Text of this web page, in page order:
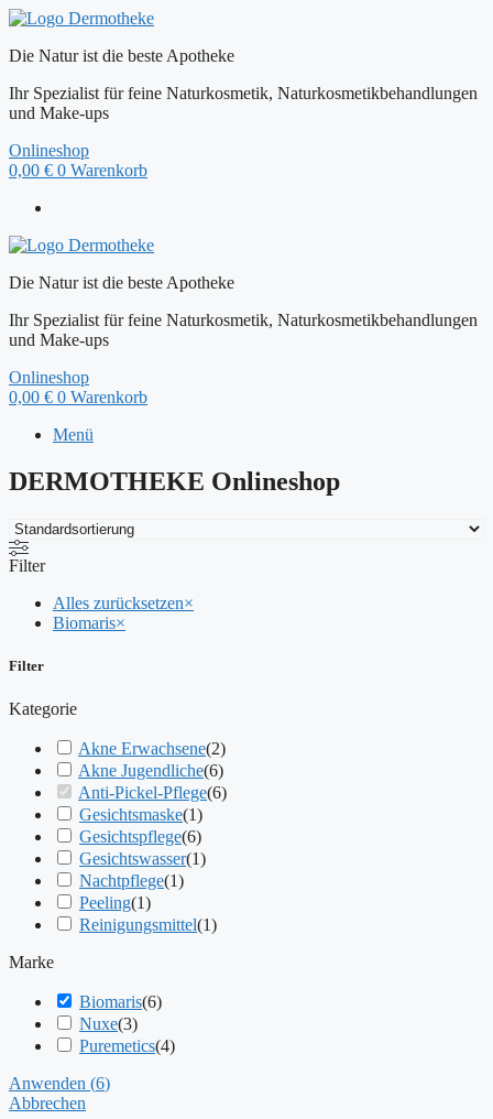
Zum
springen
Die Natur ist die beste Apotheke
Ihr Spezialist für feine Naturkosmetik, Naturkosmetikbehandlungen
und Make-ups
Onlineshop
0,00 € 0 Warenkorb
Die Natur ist die beste Apotheke
Ihr Spezialist für feine Naturkosmetik, Naturkosmetikbehandlungen
und Make-ups
Onlineshop
0,00 € 0 Warenkorb
Menü
DERMOTHEKE Onlineshop
Filter
Alles zurücksetzen×
Biomaris×
Filter
Kategorie
Akne Erwachsene(2)
Akne Jugendliche(6)
Anti-Pickel-Pflege(6)
Gesichtsmaske(1)
Gesichtspflege(6)
Gesichtswasser(1)
Nachtpflege(1)
Peeling(1)
Reinigungsmittel(1)
Marke
Biomaris(6)
Nuxe(3)
Puremetics(4)
Anwenden (6)
Abbrechen